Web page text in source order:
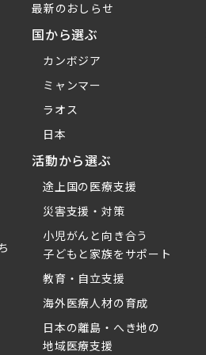
最新のおしらせ
国から選ぶ
カンボジア
ミャンマー
ラオス
日本
活動から選ぶ
途上国の医療支援
災害支援・対策
小児がんと向き合う
子どもと家族をサポート
教育・自立支援
海外医療人材の育成
日本の離島・へき地の
地域医療支援